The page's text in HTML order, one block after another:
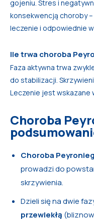
gojeniu. Stres i
konsekwencją choroby
leczenie i odpowiednie
Ile trwa choroba
Faza aktywna trwa
do stabilizacji.
Leczenie jest wskazane
Choroba
Choroba
prowadzi do
skrzywienia.
Dzieli się na dwie
przewlekłą